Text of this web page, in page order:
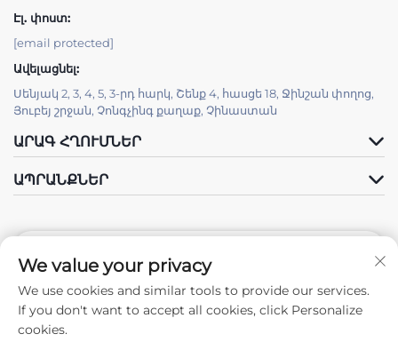
Էլ. փոստ:
[email protected]
Ավելացնել:
Սենյակ 2, 3, 4, 5, 3-րդ հարկ, Շենք 4, հասցե 18, Ջինշան փողոց,
Յուբեյ շրջան, Չոնգչինգ քաղաք, Չինաստան
ԱՐԱԳ ՀՂՈՒՄՆԵՐ
ԱՊՐԱՆՔՆԵՐ
Հետևեք Մեզ
We value your privacy
We use cookies and similar tools to provide our services.
If you don't want to accept all cookies, click Personalize
cookies.